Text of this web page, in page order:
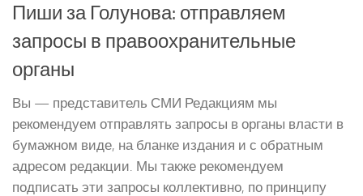
Пиши за Голунова: отправляем
запросы в правоохранительные
органы
Вы — представитель СМИ Редакциям мы
рекомендуем отправлять запросы в органы власти в
бумажном виде, на бланке издания и с обратным
адресом редакции. Мы также рекомендуем
подписать эти запросы коллективно, по принципу